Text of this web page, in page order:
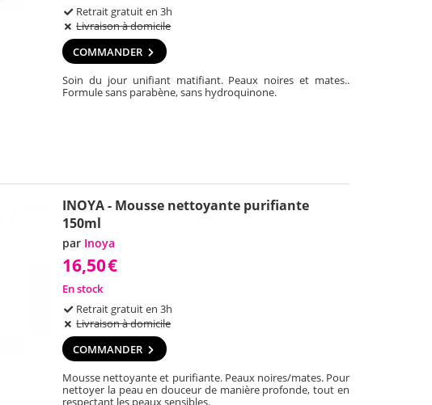
Retrait gratuit en 3h
Livraison à domicile
COMMANDER
Soin du jour unifiant matifiant. Peaux noires et mates..
Formule sans parabène, sans hydroquinone.
INOYA - Mousse nettoyante purifiante
150ml
par Inoya
16,50€
En stock
Retrait gratuit en 3h
Livraison à domicile
COMMANDER
Mousse nettoyante et purifiante. Peaux noires/mates. Pour
nettoyer la peau en douceur de manière profonde, tout en
respectant les peaux sensibles.